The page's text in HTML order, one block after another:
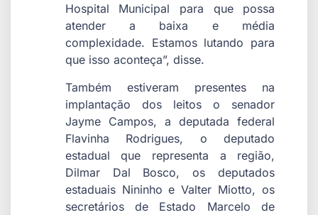
Hospital Municipal para que possa
atender a baixa e média
complexidade. Estamos lutando para
que isso aconteça”, disse.
Também estiveram presentes na
implantação dos leitos o senador
Jayme Campos, a deputada federal
Flavinha Rodrigues, o deputado
estadual que representa a região,
Dilmar Dal Bosco, os deputados
estaduais Nininho e Valter Miotto, os
secretários de Estado Marcelo de